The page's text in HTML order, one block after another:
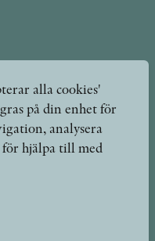
alla cookies'
på din enhet för
analysera
hjälpa till med